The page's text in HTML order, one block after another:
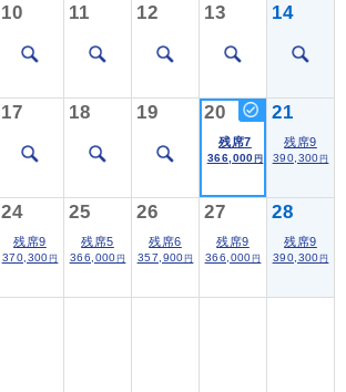
10 11 12 13 14
17 18 19 20
残席7
366,000 円
21
残席9
390,300 円
24
残席9
370,300 円
25
残席5
366,000 円
26
残席6
357,900 円
27
残席9
366,000 円
28
残席9
390,300 円